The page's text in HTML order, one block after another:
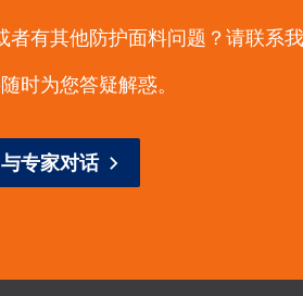
有其他防护面料问题？请联系我
时为您答疑解惑。
与专家对话